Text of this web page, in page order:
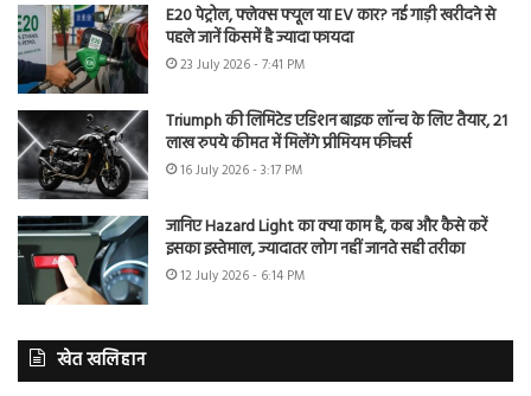
E20 पेट्रोल, फ्लेक्स फ्यूल या EV कार? नई गाड़ी खरीदने से
पहले जानें किसमें है ज्यादा फायदा
23 July 2026 - 7:41 PM
Triumph की लिमिटेड एडिशन बाइक लॉन्च के लिए तैयार, 21
लाख रुपये कीमत में मिलेंगे प्रीमियम फीचर्स
16 July 2026 - 3:17 PM
जानिए Hazard Light का क्या काम है, कब और कैसे करें
इसका इस्तेमाल, ज्यादातर लोग नहीं जानते सही तरीका
12 July 2026 - 6:14 PM
खेत खलिहान